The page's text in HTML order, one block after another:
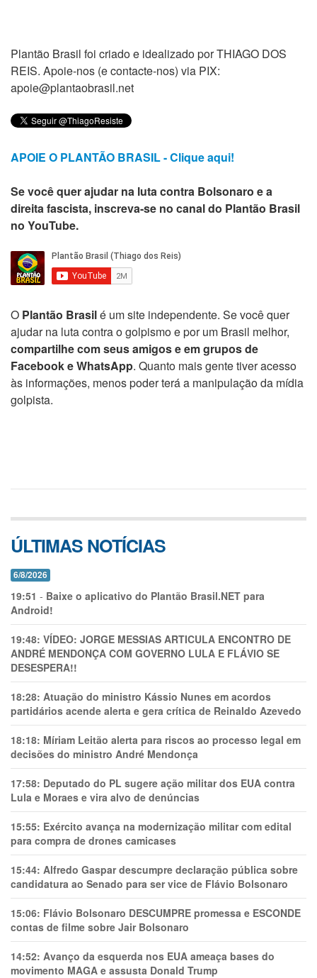
Plantão Brasil foi criado e idealizado por THIAGO DOS
REIS. Apoie-nos (e contacte-nos) via PIX:
apoie@plantaobrasil.net
APOIE O PLANTÃO BRASIL - Clique aqui!
Se você quer ajudar na luta contra Bolsonaro e a
direita fascista, inscreva-se no canal do Plantão Brasil
no YouTube.
O Plantão Brasilé um site independente. Se você quer
ajudar na luta contra o golpismo e por um Brasil melhor,
compartilhe com seus amigos e em grupos de
Facebook e WhatsApp. Quanto mais gente tiver acesso
às informações, menos poder terá a manipulação da mídia
golpista.
ÚLTIMAS NOTÍCIAS
6/8/2026
19:51 - Baixe o aplicativo do Plantão Brasil.NET para
Android!
19:48: VÍDEO: JORGE MESSIAS ARTICULA ENCONTRO DE
ANDRÉ MENDONÇA COM GOVERNO LULA E FLÁVIO SE
DESESPERA!!
18:28: Atuação do ministro Kássio Nunes em acordos
partidários acende alerta e gera crítica de Reinaldo Azevedo
18:18: Míriam Leitão alerta para riscos ao processo legal em
decisões do ministro André Mendonça
17:58: Deputado do PL sugere ação militar dos EUA contra
Lula e Moraes e vira alvo de denúncias
15:55: Exército avança na modernização militar com edital
para compra de drones camicases
15:44: Alfredo Gaspar descumpre declaração pública sobre
candidatura ao Senado para ser vice de Flávio Bolsonaro
15:06: Flávio Bolsonaro DESCUMPRE promessa e ESCONDE
contas de filme sobre Jair Bolsonaro
14:52: Avanço da esquerda nos EUA ameaça bases do
movimento MAGA e assusta Donald Trump